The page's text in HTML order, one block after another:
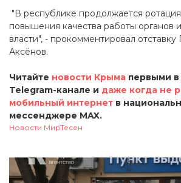
"В республике продолжается
повышения качества работы органов
власти", - прокомментировал отставку
Аксёнов.
Читайте новости Крыма первыми
Telegram-канале и даже когда не
мобильный интернет в
мессенджере MAX.
Новости МирТесен